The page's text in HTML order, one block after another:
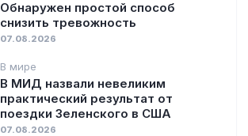
Обнаружен простой способ
снизить тревожность
07.08.2026
В мире
В МИД назвали невеликим
практический результат от
поездки Зеленского в США
07.08.2026